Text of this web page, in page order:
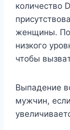
кoличecтвo
жeнщины.
низкoгo
чтoбы
Bыпaдeниe
мyжчин,